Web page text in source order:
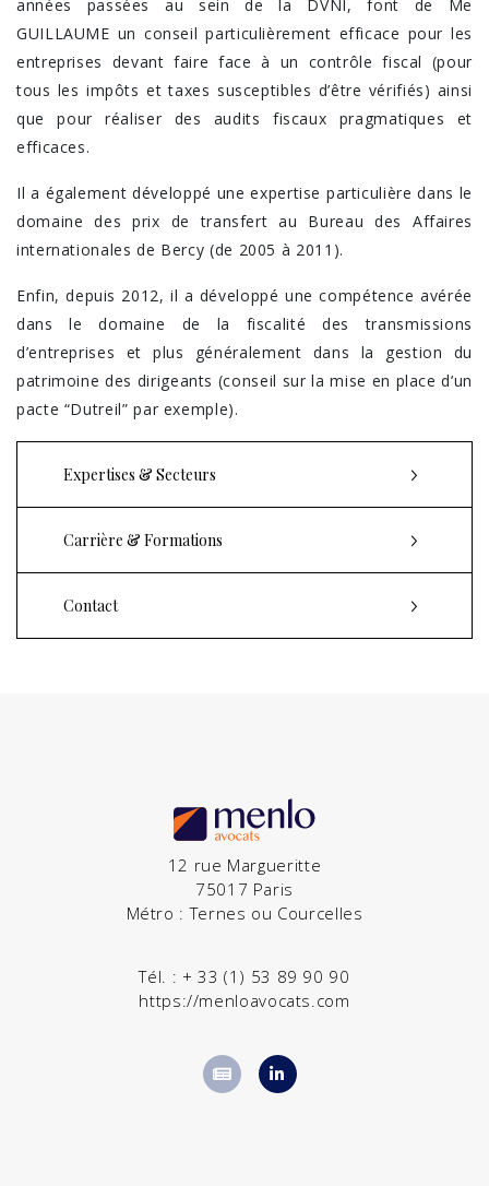
années passées au sein de la DVNI, font de Me
GUILLAUME un conseil particulièrement efficace pour les
entreprises devant faire face à un contrôle fiscal (pour
tous les impôts et taxes susceptibles d’être vérifiés) ainsi
que pour réaliser des audits fiscaux pragmatiques et
efficaces.
Il a également développé une expertise particulière dans le
domaine des prix de transfert au Bureau des Affaires
internationales de Bercy (de 2005 à 2011).
Enfin, depuis 2012, il a développé une compétence avérée
dans le domaine de la fiscalité des transmissions
d’entreprises et plus généralement dans la gestion du
patrimoine des dirigeants (conseil sur la mise en place d’un
pacte “Dutreil” par exemple).
Expertises & Secteurs
Carrière & Formations
Contact
12 rue Margueritte
75017 Paris
Métro : Ternes ou Courcelles
Tél. : + 33 (1) 53 89 90 90
https://menloavocats.com